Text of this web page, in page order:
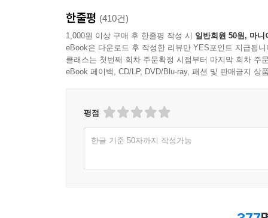
한줄평 (410건)
1,000원 이상 구매 후 한줄평 작성 시 일반회원 50원, 마니
eBook은 다운로드 후 작성한 리뷰만 YES포인트 지급됩니
클래스는 첫번째 회차 주문확정 시점부터 마지막 회차 주
eBook 페이백, CD/LP, DVD/Blu-ray, 패션 및 판매금지 상
평점
한글 기준 50자까지 작성가능